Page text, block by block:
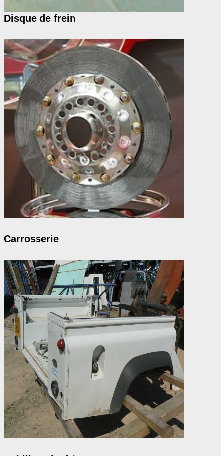
Disque de frein
Carrosserie